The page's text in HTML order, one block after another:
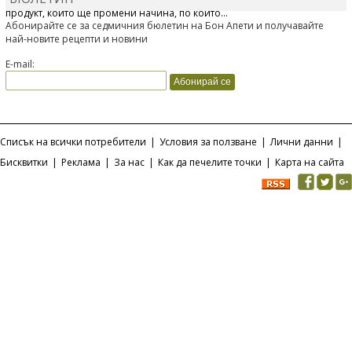
продукт, който ще промени начина, по който...
Абонирайте се за седмичния бюлетин на Бон Апети и получавайте
най-новите рецепти и новини
E-mail:
Списък на всички потребители | Условия за ползване | Лични данни |
Бисквитки | Реклама | За нас | Как да печелите точки | Карта на сайта